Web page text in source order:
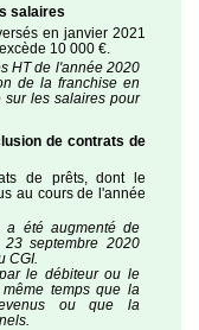
salaires
en janvier 2021
10 000 €.
HT de l'année 2020
de la franchise en
sur les salaires pour
de contrats de
de prêts, dont le
au cours de l'année
a été augmenté de
septembre 2020
CGI.
le débiteur ou le
temps que la
ou que la